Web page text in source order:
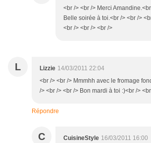
<br /> <br /> Merci
Belle soirée à toi.<br /> <br />
<br /> <br /> <br />
L Lizzie 14/03/2011 22:04
<br /> <br /> Mmmhh avec le fromage
/> <br /> <br /> Bon mardi à toi :)<br />
Répondre
C CuisineStyle 16/03/2011 16:00